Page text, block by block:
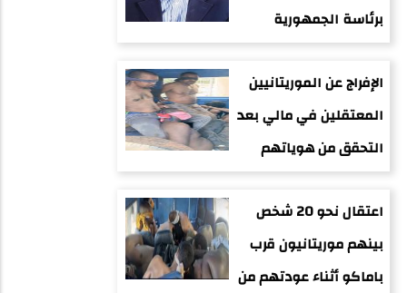
برئاسة الجمهورية
الإفراج عن الموريتانيين
المعتقلين في مالي بعد
التحقق من هوياتهم
اعتقال نحو 20 شخص
بينهم موريتانيون قرب
باماكو أثناء عودتهم من